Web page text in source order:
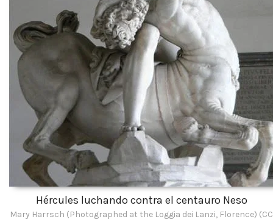
Hércules luchando contra el centauro Neso
Mary Harrsch (Photographed at the Loggia dei Lanzi, Florence) (CC